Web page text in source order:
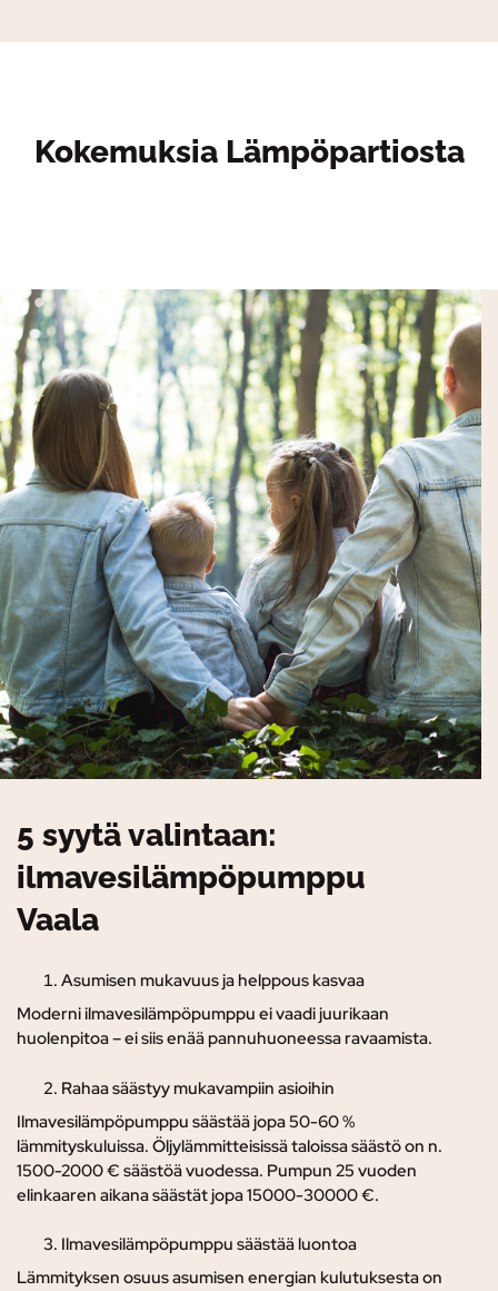
Kokemuksia Lämpöpartiosta
5 syytä valintaan:
ilmavesilämpöpumppu
Vaala
Asumisen mukavuus ja helppous kasvaa
Moderni ilmavesilämpöpumppu ei vaadi juurikaan
huolenpitoa – ei siis enää pannuhuoneessa ravaamista.
Rahaa säästyy mukavampiin asioihin
Ilmavesilämpöpumppu säästää jopa 50-60 %
lämmityskuluissa. Öljylämmitteisissä taloissa säästö on n.
1500-2000 € säästöä vuodessa. Pumpun 25 vuoden
elinkaaren aikana säästät jopa 15000-30000 €.
Ilmavesilämpöpumppu säästää luontoa
Lämmityksen osuus asumisen energian kulutuksesta on